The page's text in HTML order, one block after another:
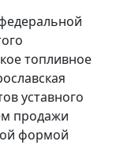
топливное
уставного
продажи
формой